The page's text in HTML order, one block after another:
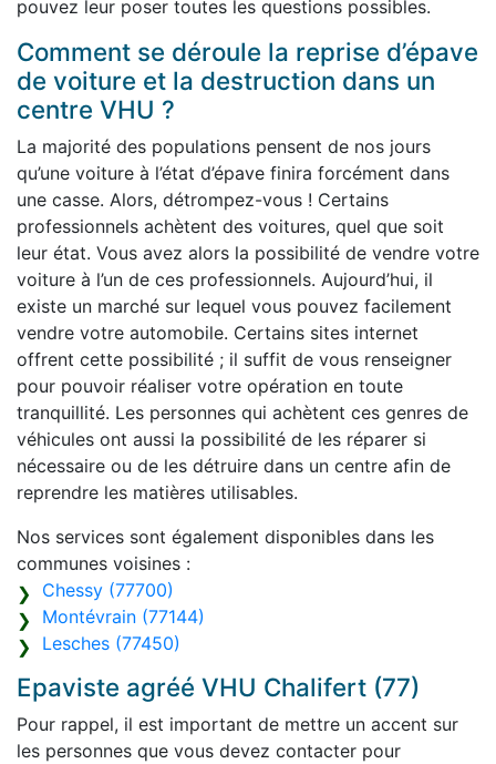
pouvez leur poser toutes les questions possibles.
Comment se déroule la reprise d’épave
de voiture et la destruction dans un
centre VHU ?
La majorité des populations pensent de nos jours
qu’une voiture à l’état d’épave finira forcément dans
une casse. Alors, détrompez-vous ! Certains
professionnels achètent des voitures, quel que soit
leur état. Vous avez alors la possibilité de vendre votre
voiture à l’un de ces professionnels. Aujourd’hui, il
existe un marché sur lequel vous pouvez facilement
vendre votre automobile. Certains sites internet
offrent cette possibilité ; il suffit de vous renseigner
pour pouvoir réaliser votre opération en toute
tranquillité. Les personnes qui achètent ces genres de
véhicules ont aussi la possibilité de les réparer si
nécessaire ou de les détruire dans un centre afin de
reprendre les matières utilisables.
Nos services sont également disponibles dans les
communes voisines :
Chessy (77700)
Montévrain (77144)
Lesches (77450)
Epaviste agréé VHU Chalifert (77)
Pour rappel, il est important de mettre un accent sur
les personnes que vous devez contacter pour